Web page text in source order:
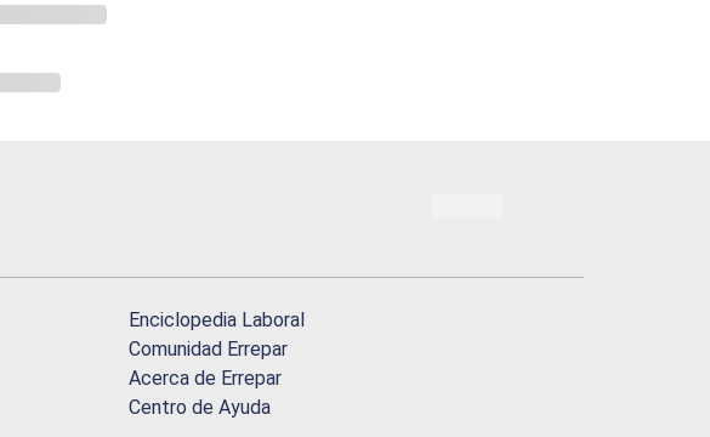
Enciclopedia Laboral
Comunidad Errepar
Acerca de Errepar
Centro de Ayuda